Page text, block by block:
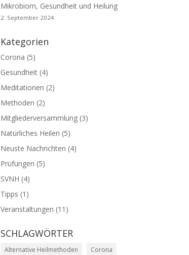
Mikrobiom, Gesundheit und Heilung
2. September 2024
Kategorien
Corona (5)
Gesundheit(4)
Meditationen (2)
Methoden (2)
Mitgliederversammlung(3)
Natürliches Heilen (5)
Neuste Nachrichten (4)
Prüfungen (5)
SVNH (4)
Tipps (1)
Veranstaltungen (11)
SCHLAGWÖRTER
Alternative Heilmethoden
Corona